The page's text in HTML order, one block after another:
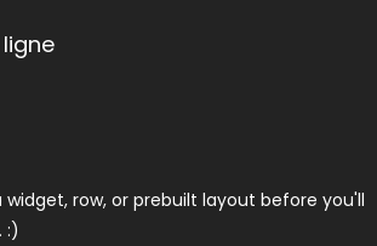
row, or prebuilt layout before you'll
:)